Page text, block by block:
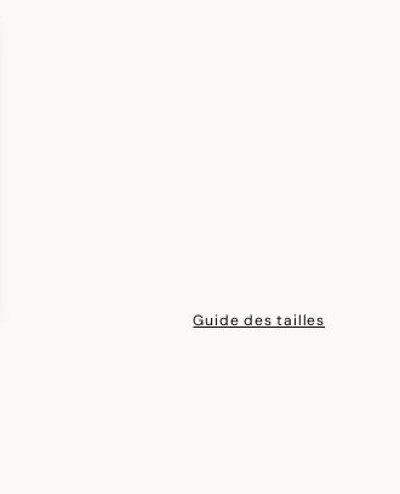
Guide des tailles